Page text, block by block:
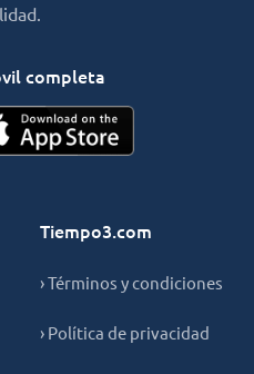
completa
Tiempo3.com
› Términos y condiciones
› Política de privacidad